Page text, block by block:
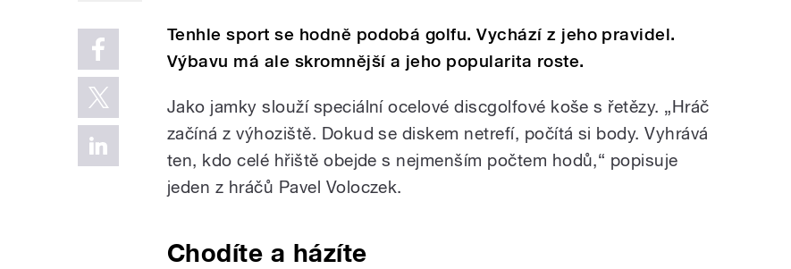
Tenhle sport se hodně podobá golfu. Vychází z jeho pravidel.
Výbavu má ale skromnější a jeho popularita roste.
Jako jamky slouží speciální ocelové discgolfové koše s řetězy. „Hráč
začíná z výhoziště. Dokud se diskem netrefí, počítá si body. Vyhrává
ten, kdo celé hřiště obejde s nejmenším počtem hodů,“ popisuje
jeden z hráčů Pavel Voloczek.
Chodíte a házíte